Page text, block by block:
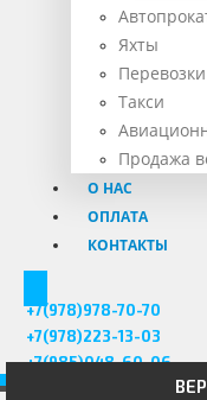
Яхты
Перевозки
Такси
Продажа
О НАС
ОПЛАТА
КОНТАКТЫ
+7(978)978-70-70
+7(978)223-13-03
+7(985)048-60-06